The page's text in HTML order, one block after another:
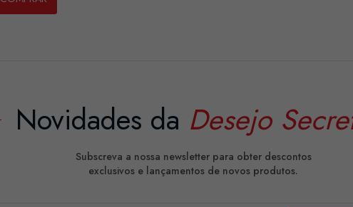
Novidades da Desejo
Subscreva a nossa newsletter para obter descontos
exclusivos e lançamentos de novos produtos.